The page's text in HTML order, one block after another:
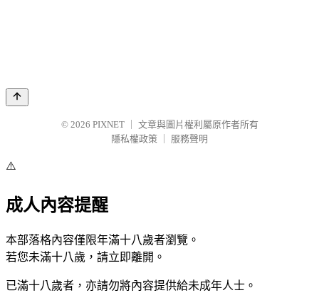
© 2026 PIXNET
文章與圖片權利屬原作者所有
隱私權政策
服務聲明
⚠️
成人內容提醒
本部落格內容僅限年滿十八歲者瀏覽。
若您未滿十八歲，請立即離開。
已滿十八歲者，亦請勿將內容提供給未成年人士。